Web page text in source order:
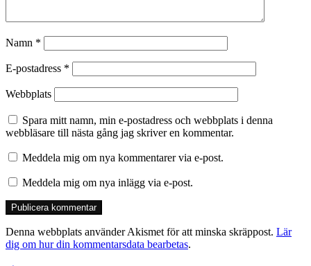
Namn *
E-postadress *
Webbplats
Spara mitt namn, min e-postadress och webbplats i denna
webbläsare till nästa gång jag skriver en kommentar.
Meddela mig om nya kommentarer via e-post.
Meddela mig om nya inlägg via e-post.
Denna webbplats använder Akismet för att minska skräppost. Lär
dig om hur din kommentarsdata bearbetas.